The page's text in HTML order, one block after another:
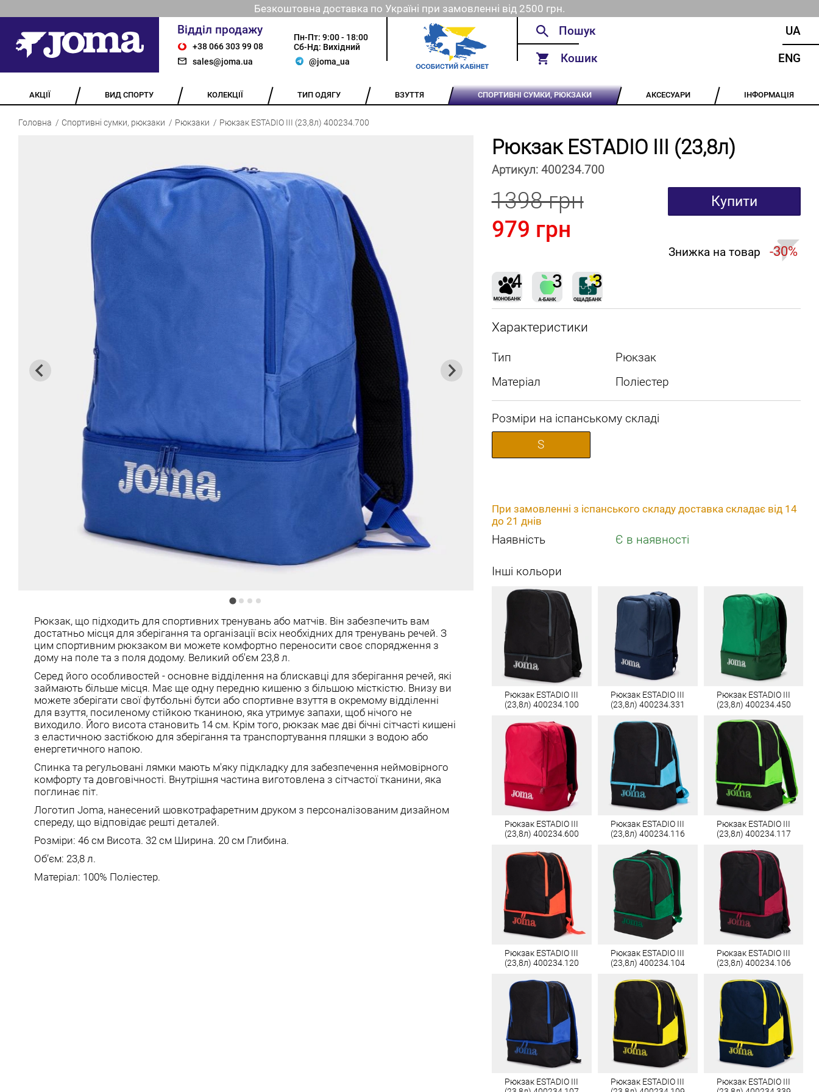
Безкоштовна доставка по Україні при замовленні від 2500 грн.
Відділ продажу
+38 066 303 99 08
sales@joma.ua
Пн-Пт: 9:00 - 18:00
Сб-Нд: Вихідний
@joma_ua
Кошик
UA
ENG
АКЦІЇ ВИД СПОРТУ КОЛЕКЦІЇ ТИП ОДЯГУ ВЗУТТЯ СПОРТИВНІ СУМКИ, РЮКЗАКИ АКСЕСУАРИ ІНФОРМАЦІЯ
Головна Спортивні сумки, рюкзаки Рюкзаки Рюкзак ESTADIO III (23,8л) 400234.700
Рюкзак, що підходить для спортивних тренувань або матчів. Він забезпечить вам
достатньо місця для зберігання та організації всіх необхідних для тренувань речей. З
цим спортивним рюкзаком ви можете комфортно переносити своє спорядження з
дому на поле та з поля додому. Великий об'єм 23,8 л.
Серед його особливостей - основне відділення на блискавці для зберігання речей, які
займають більше місця. Має ще одну передню кишеню з більшою місткістю. Внизу ви
можете зберігати свої футбольні бутси або спортивне взуття в окремому відділенні
для взуття, посиленому стійкою тканиною, яка утримує запахи, щоб нічого не
виходило. Його висота становить 14 см. Крім того, рюкзак має дві бічні сітчасті кишені
з еластичною застібкою для зберігання та транспортування пляшки з водою або
енергетичного напою.
Спинка та регульовані лямки мають м'яку підкладку для забезпечення неймовірного
комфорту та довговічності. Внутрішня частина виготовлена ​​з сітчастої тканини, яка
поглинає піт.
Логотип Joma, нанесений шовкотрафаретним друком з персоналізованим дизайном
спереду, що відповідає решті деталей.
Розміри: 46 см Висота. 32 см Ширина. 20 см Глибина.
Обʼєм: 23,8 л.
Матеріал: 100% Поліестер.
Рюкзак ESTADIO III (23,8л)
Артикул: 400234.700
1398 грн
979 грн
Купити
Знижка на товар -30%
Характеристики
Тип
Рюкзак
Матеріал
Поліестер
Розміри на іспанському складі
S
При замовленні з іспанського складу доставка складає від 14
до 21 днів
Наявність Є в наявності
Інші кольори
Рюкзак ESTADIO III
(23,8л) 400234.100
Рюкзак ESTADIO III
(23,8л) 400234.331
Рюкзак ESTADIO III
(23,8л) 400234.450
Рюкзак ESTADIO III
(23,8л) 400234.600
Рюкзак ESTADIO III
(23,8л) 400234.116
Рюкзак ESTADIO III
(23,8л) 400234.117
Рюкзак ESTADIO III
(23,8л) 400234.120
Рюкзак ESTADIO III
(23,8л) 400234.104
Рюкзак ESTADIO III
(23,8л) 400234.106
Рюкзак ESTADIO III
Рюкзак ESTADIO III
Рюкзак ESTADIO III